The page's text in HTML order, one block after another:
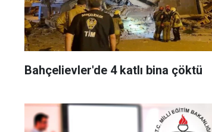
Bahçelievler'de 4 katlı bina çöktü